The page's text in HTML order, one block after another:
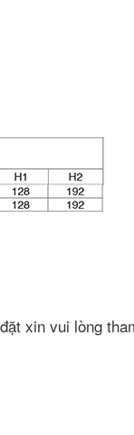
xin vui lòng